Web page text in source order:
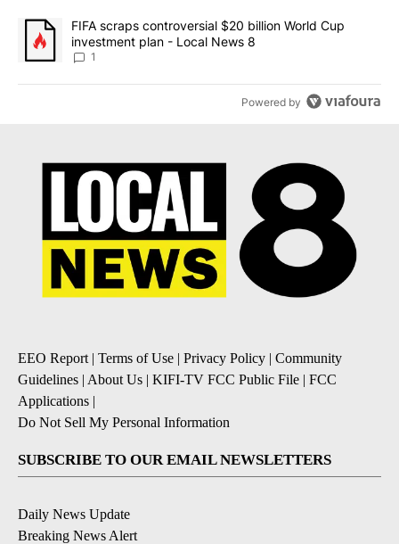
A trending article titled "FIFA scraps controversial $20 billion
FIFA scraps controversial $20 billion World Cup
investment plan - Local News 8
1
Powered by
EEO Report | Terms of Use | Privacy Policy | Community
Guidelines | About Us | KIFI-TV FCC Public File | FCC
Applications |
Do Not Sell My Personal Information
SUBSCRIBE TO OUR EMAIL NEWSLETTERS
Daily News Update
Breaking News Alert